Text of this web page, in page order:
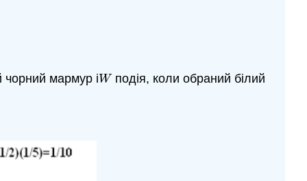
мармур іW
Wподія, коли обраний білий